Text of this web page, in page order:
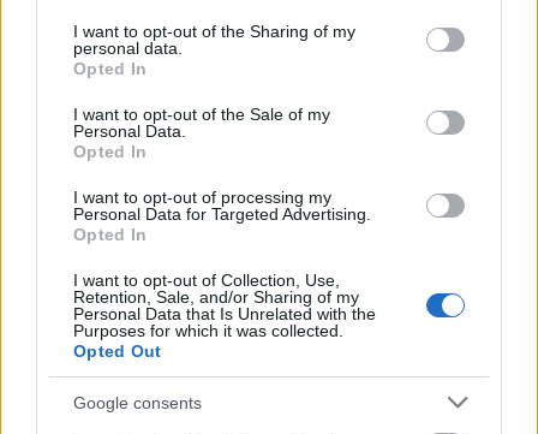
not limited to your visit or usage behaviour. You may click to
grant or deny consent to Google and its third-party tags to
use your data for below specified purposes in below Google
consent section.
I want to opt-out of the Sharing of my
personal data.
Opted In
I want to opt-out of the Sale of my
Personal Data.
Opted In
I want to opt-out of processing my
Personal Data for Targeted Advertising.
Opted In
I want to opt-out of Collection, Use,
Retention, Sale, and/or Sharing of my
Personal Data that Is Unrelated with the
Purposes for which it was collected.
Opted Out
Google consents
A második héten kezdtünk el improvizálni. A vonal,
amit követtünk az a felvetésem volt, hogy végső
soron nekünk nem VL-t kell reprodukálnunk a
színpadon, hanem megértenünk, és átélnünk, amit ő
képvisel, és olyan minta-helyzeteket kell
teremtenünk, amikben VL jelenléte hiányzik. Ehhez
első lépésként meg kell találnunk azokat a
leghétköznapibb életmozzanatokat, amikor a
mindenkiben rejlő VL előpattanhat. Mert mindenki
VL. Minden alap-karakterisztika lehet bizonyos
végletében VL-i. Így létezhet egzisztencialista,
mizantróp, különc, családanya, anarchista, szadista,
hajléktalan vagy fatalista VL is. Ami összeköt az az
agressziómentes, igazságérzettől vezérelt, gyógyító
erejű, brutális impulzus, amely sokk-ként valóban